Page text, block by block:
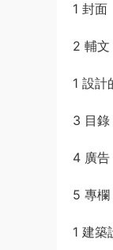
1 封面
2 輔文
1 設計
3 目錄
4 廣告
5 專欄
1 建築